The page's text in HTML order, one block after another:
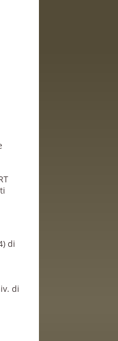
di
di